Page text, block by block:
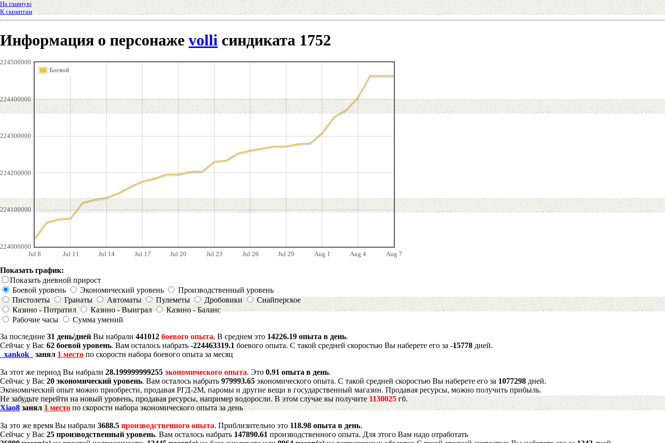
На главную
К скриптам
Информация о персонаже volli синдиката 1752
Jul 8 Jul 11 Jul 14 Jul 17 Jul 20 Jul 23 Jul 26 Jul 29 Aug 1 Aug 4 Aug 7
224000000
224100000
224200000
224300000
224400000
224500000
Боевой
Показать график:
Показать дневной прирост
Боевой уровень
Экономический уровень
Производственный уровень
Пистолеты
Гранаты Автоматы Пулеметы Дробовики
Снайперское
Казино - Потратил
Казино - Выиграл
Казино - Баланс
Рабочие часы
Сумма умений
За последние 31 день/дней Вы набрали 441012 боевого опыта. В среднем это 14226.19 опыта в день.
Сейчас у Вас 62 боевой уровень. Вам осталось набрать -224463319.1 боевого опыта. С такой средней скоростью Вы наберете его за -15778 дней.
_xankok_
занял 1 место по скорости набора боевого опыта за месяц
За этот же период Вы набрали 28.199999999255 экономического опыта. Это 0.91 опыта в день.
Сейчас у Вас 20 экономический уровень. Вам осталось набрать 979993.65 экономического опыта. С такой средней скоростью Вы наберете его за 1077298 дней.
Экономический опыт можно приобрести, продавая РГД-2М, паромы и другие вещи в государственный магазин. Продавая ресурсы, можно получить прибыль.
Не забудьте перейти на новый уровень, продавая ресурсы, например водоросли. В этом случае вы получите 1130025 гб.
Xiao8 занял 1 место по скорости набора экономического опыта за день
За это же время Вы набрали 3688.5 производственного опыта. Приблизительно это 118.98 опыта в день.
Сейчас у Вас 25 производственный уровень. Вам осталось набрать 147890.61 производственного опыта. Для этого Вам надо отработать